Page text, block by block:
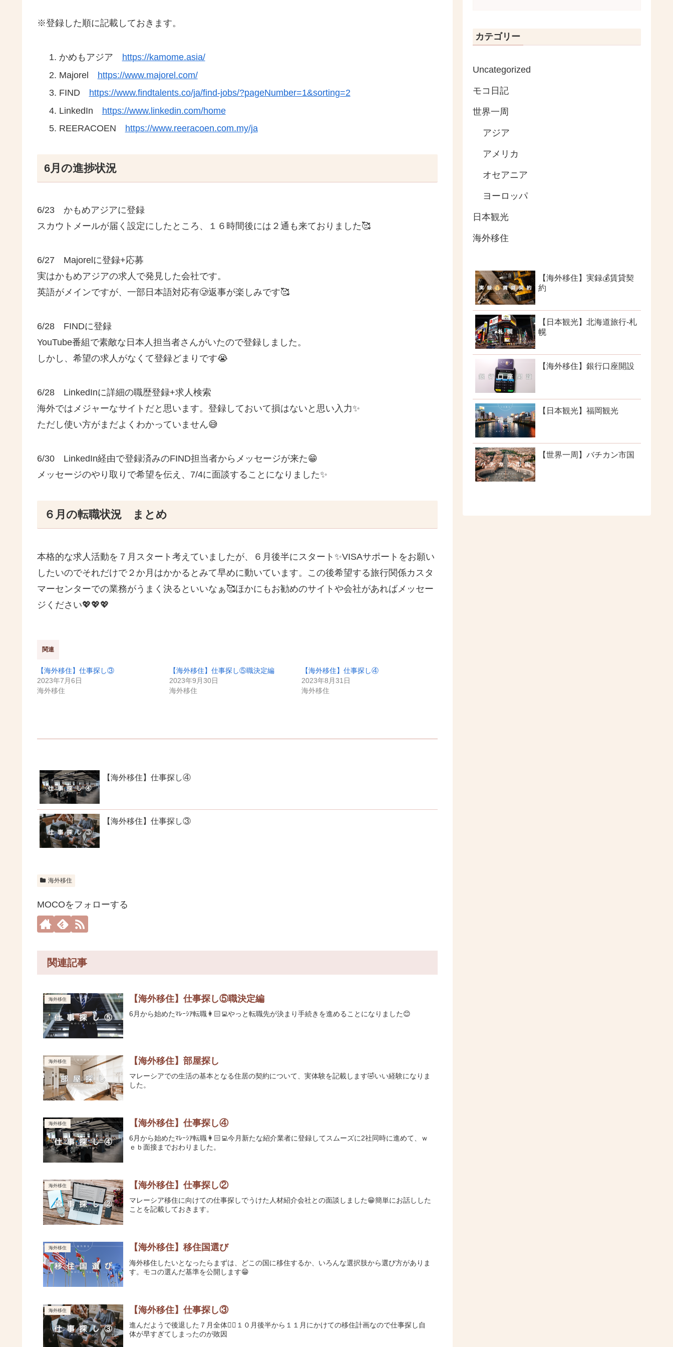
※登録した順に記載しておきます。
かめもアジア https://kamome.asia/
Majorel https://www.majorel.com/
FIND
https://www.findtalents.co/ja/find-jobs/?pageNumber=1&sorting=2
LinkedIn https://www.linkedin.com/home
REERACOEN
https://www.reeracoen.com.my/ja
6月の進捗状況
6/23 かもめアジアに登録
スカウトメールが届く設定にしたところ、１６時間後には２通も来ておりました🥰
6/27 Majorelに登録+応募
実はかもめアジアの求人で発見した会社です。
英語がメインですが、一部日本語対応有🥲返事が楽しみです🥰
6/28 FINDに登録
YouTube番組で素敵な日本人担当者さんがいたので登録しました。
しかし、希望の求人がなくて登録どまりです😭
6/28 LinkedInに詳細の職歴登録+求人検索
海外ではメジャーなサイトだと思います。登録しておいて損はないと思い入力✨
ただし使い方がまだよくわかっていません😅
6/30 LinkedIn経由で登録済みのFIND担当者からメッセージが来た😁
メッセージのやり取りで希望を伝え、7/4に面談することになりました✨
６月の転職状況 まとめ
本格的な求人活動を７月スタート考えていましたが、６月後半にスタート✨VISAサポートをお願い
したいのでそれだけで２か月はかかるとみて早めに動いています。この後希望する旅行関係カスタ
マーセンターでの業務がうまく決るといいなぁ🥰ほかにもお勧めのサイトや会社があればメッセー
ジください💖💖💖
関連
【海外移住】仕事探し③
2023年7月6日
海外移住
【海外移住】仕事探し⑤職決定編
2023年9月30日
海外移住
【海外移住】仕事探し④
2023年8月31日
海外移住
【海外移住】仕事探し④
【海外移住】仕事探し③
海外移住
MOCOをフォローする
関連記事
海外移住 【海外移住】仕事探し⑤職決定編
6月から始めたﾏﾚｰｼｱ転職👩🏻‍💻やっと転職先が決まり手続きを進めることになりました😊
海外移住 【海外移住】部屋探し
マレーシアでの生活の基本となる住居の契約について、実体験を記載します🤣いい経験になりま
した。
海外移住 【海外移住】仕事探し④
6月から始めたﾏﾚｰｼｱ転職👩🏻‍💻今月新たな紹介業者に登録してスムーズに2社同時に進めて、ｗ
ｅｂ面接までおわりました。
海外移住 【海外移住】仕事探し②
マレーシア移住に向けての仕事探しでうけた人材紹介会社との面談しました😁簡単にお話しした
ことを記載しておきます。
海外移住 【海外移住】移住国選び
海外移住したいとなったらまずは、どこの国に移住するか、いろんな選択肢から選び方がありま
す。モコの選んだ基準を公開します😁
海外移住 【海外移住】仕事探し③
進んだようで後退した７月全体😮‍💨１０月後半から１１月にかけての移住計画なので仕事探し自
体が早すぎてしまったのが敗因
カテゴリー
Uncategorized
モコ日記
世界一周
アジア
アメリカ
オセアニア
ヨーロッパ
日本観光
海外移住
【海外移住】実録💰賃貸契
約
【日本観光】北海道旅行-札
幌
【海外移住】銀行口座開設
【日本観光】福岡観光
【世界一周】バチカン市国